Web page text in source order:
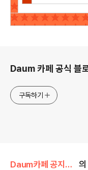
Daum 카페 공식 블
구독하기
Daum카페 공지사항/이벤트 의